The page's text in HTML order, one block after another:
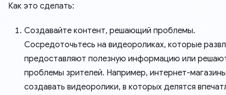
Как это сделать:
Создавайте контент, решающий проблемы.
Сосредоточьтесь на видеороликах, которые
предоставляют полезную информацию или
проблемы зрителей. Например, интернет-
создавать видеоролики, в которых делятся